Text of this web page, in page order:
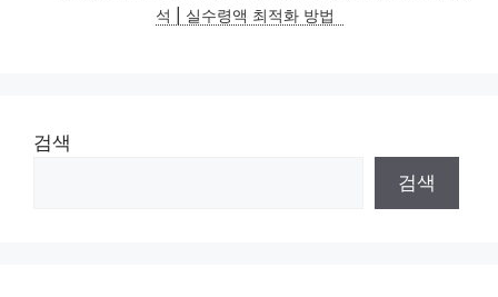
석 | 실수령액 최적화 방법
검색
검색